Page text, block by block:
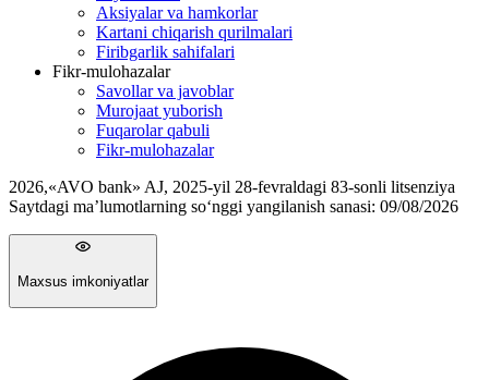
Aksiyalar va hamkorlar
Kartani chiqarish qurilmalari
Firibgarlik sahifalari
Fikr-mulohazalar
Savollar va javoblar
Murojaat yuborish
Fuqarolar qabuli
Fikr-mulohazalar
2026,«AVO bank» AJ, 2025-yil 28-fevraldagi 83-sonli litsenziya
Saytdagi ma’lumotlarning so‘nggi yangilanish sanasi: 09/08/2026
Maxsus imkoniyatlar